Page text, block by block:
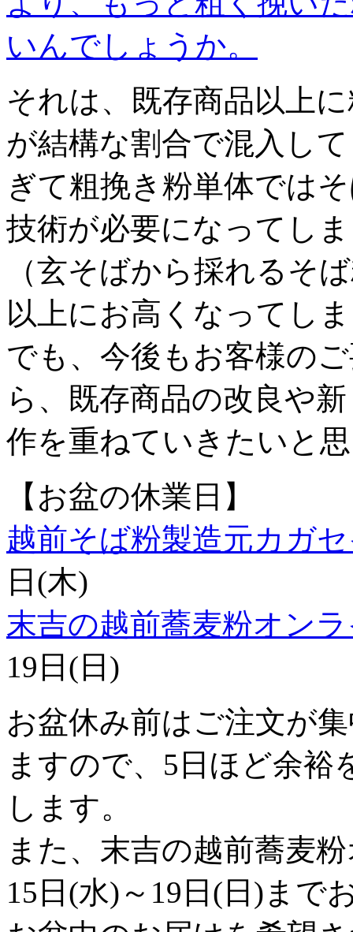
それは、既存商品以上
が結構な割合で混入し
ぎて粗挽き粉単体では
技術が必要になってし
（玄そばから採れるそ
以上にお高くなってし
でも、今後もお客様の
ら、既存商品の改良や
作を重ねていきたいと
【お盆の休業日】
越前そば粉製造元カガ
日(木)
末吉の越前蕎麦粉オン
19日(日)
お盆休み前はご注文が
ますので、5日ほど余裕
します。
また、末吉の越前蕎麦
15日(水)～19日(日)まで